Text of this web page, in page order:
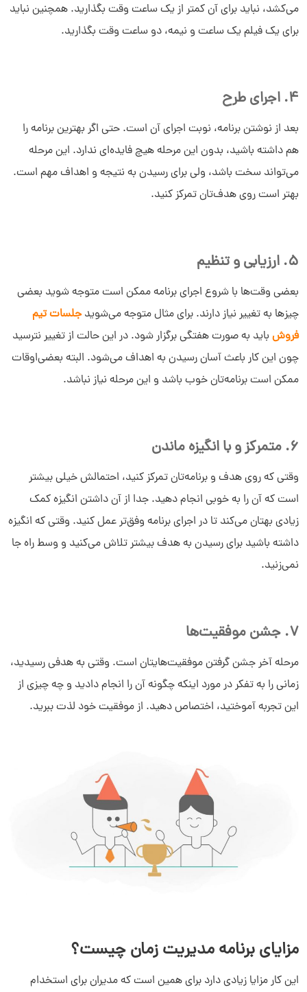
می‌کشد، نباید برای آن کمتر از یک ساعت وقت بگذارید. همچنین نباید
برای یک فیلم یک ساعت و نیمه، دو ساعت وقت بگذارید.
4. اجرای طرح
بعد از نوشتن برنامه، نوبت اجرای آن است. حتی اگر بهترین برنامه را
هم داشته باشید، بدون این مرحله هیچ فایده‌ای ندارد. این مرحله
می‌تواند سخت باشد، ولی برای رسیدن به نتیجه و اهداف مهم است.
بهتر است روی هدف‌تان تمرکز کنید.
5. ارزیابی و تنظیم
بعضی وقت‌ها با شروع اجرای برنامه ممکن است متوجه شوید بعضی
چیزها به تغییر نیاز دارند. برای مثال متوجه می‌شویدجلسات تیم
فروش باید به صورت هفتگی برگزار شود. در این حالت از تغییر نترسید
چون این کار باعث آسان رسیدن به اهداف می‌شود. البته بعضی‌اوقات
ممکن است برنامه‌تان خوب باشد و این مرحله نیاز نباشد.
6. متمرکز و با انگیزه ماندن
وقتی که روی هدف و برنامه‌تان تمرکز کنید، احتمالش خیلی بیشتر
است که آن را به خوبی انجام دهید. جدا از آن داشتن انگیزه کمک
زیادی بهتان می‌کند تا در اجرای برنامه وفق‌تر عمل کنید. وقتی که انگیزه
داشته باشید برای رسیدن به هدف بیشتر تلاش می‌کنید و وسط راه جا
نمی‌زنید.
7. جشن موفقیت‌ها
مرحله آخر جشن گرفتن موفقیت‌هایتان است. وقتی به هدفی رسیدید،
زمانی را به تفکر در مورد اینکه چگونه آن را انجام دادید و چه چیزی از
این تجربه آموختید، اختصاص دهید. از موفقیت خود لذت ببرید.
مزایای برنامه مدیریت زمان چیست؟
این کار مزایا زیادی دارد برای همین است که مدیران برای استخدام